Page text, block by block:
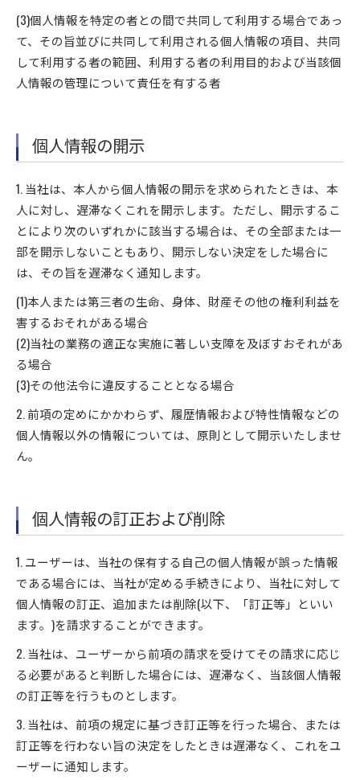
(3)個人情報を特定の者との間で共同して利用する場合であっ
て、その旨並びに共同して利用される個人情報の項目、共同
して利用する者の範囲、利用する者の利用目的および当該個
人情報の管理について責任を有する者
個人情報の開示
1. 当社は、本人から個人情報の開示を求められたときは、本
人に対し、遅滞なくこれを開示します。ただし、開示するこ
とにより次のいずれかに該当する場合は、その全部または一
部を開示しないこともあり、開示しない決定をした場合に
は、その旨を遅滞なく通知します。
(1)本人または第三者の生命、身体、財産その他の権利利益を
害するおそれがある場合
(2)当社の業務の適正な実施に著しい支障を及ぼすおそれがあ
る場合
(3)その他法令に違反することとなる場合
2. 前項の定めにかかわらず、履歴情報および特性情報などの
個人情報以外の情報については、原則として開示いたしませ
ん。
個人情報の訂正および削除
1. ユーザーは、当社の保有する自己の個人情報が誤った情報
である場合には、当社が定める手続きにより、当社に対して
個人情報の訂正、追加または削除(以下、「訂正等」といい
ます。)を請求することができます。
2. 当社は、ユーザーから前項の請求を受けてその請求に応じ
る必要があると判断した場合には、遅滞なく、当該個人情報
の訂正等を行うものとします。
3. 当社は、前項の規定に基づき訂正等を行った場合、または
訂正等を行わない旨の決定をしたときは遅滞なく、これをユ
ーザーに通知します。
お問い合わせ・ご相談はこちら